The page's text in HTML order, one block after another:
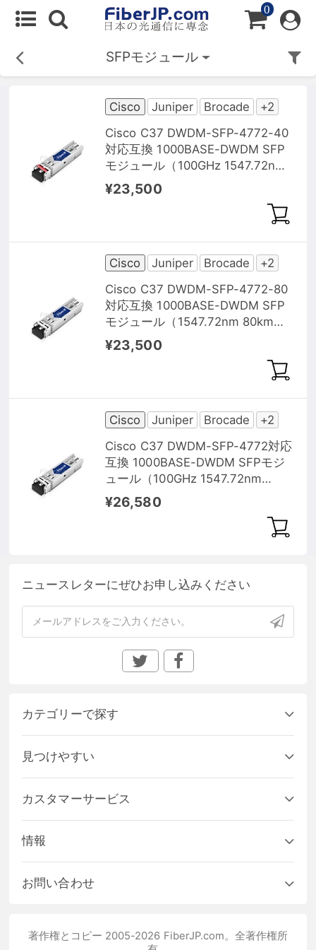
0
SFPモジュール
Cisco Juniper Brocade
+2
Cisco C37 DWDM-SFP-4772-40
対応互換 1000BASE-DWDM SFP
モジュール（100GHz 1547.72nm
40km DOM）
¥23,500
Cisco Juniper Brocade
+2
Cisco C37 DWDM-SFP-4772-80
対応互換 1000BASE-DWDM SFP
モジュール（1547.72nm 80km
DOM）
¥23,500
Cisco Juniper Brocade
+2
Cisco C37 DWDM-SFP-4772対応
互換 1000BASE-DWDM SFPモジ
ュール（100GHz 1547.72nm
100km DOM）
¥26,580
ニュースレターにぜひお申し込みください
カテゴリーで探す
見つけやすい
カスタマーサービス
情報
お問い合わせ
著作権とコピー 2005-2026 FiberJP.com。全著作権所